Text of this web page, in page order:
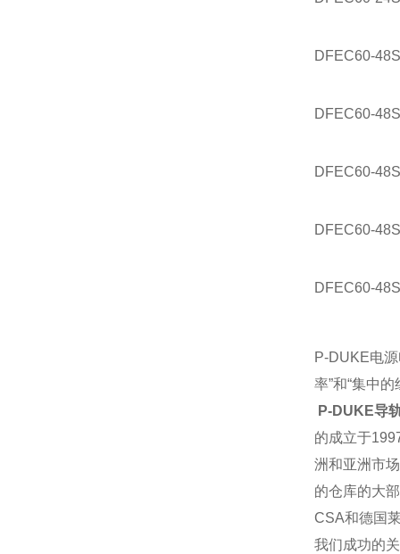
DFEC60-
DFEC60-
DFEC60-
DFEC60-
DFEC60-
P-DUKE电
率”和“集中的
P-DUKE导
的成立于
洲和亚洲市
的仓库的大
CSA和德国
我们成功的